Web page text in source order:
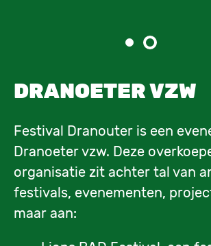
DRANOETER VZW
Festival Dranouter is een
Dranoeter vzw. Deze
organisatie zit achter tal van
festivals, evenementen,
maar aan: